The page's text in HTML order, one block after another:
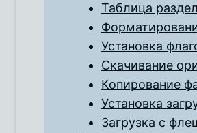
Таблица
Установка
Скачивание
Копирование
Установка
Загрузка с